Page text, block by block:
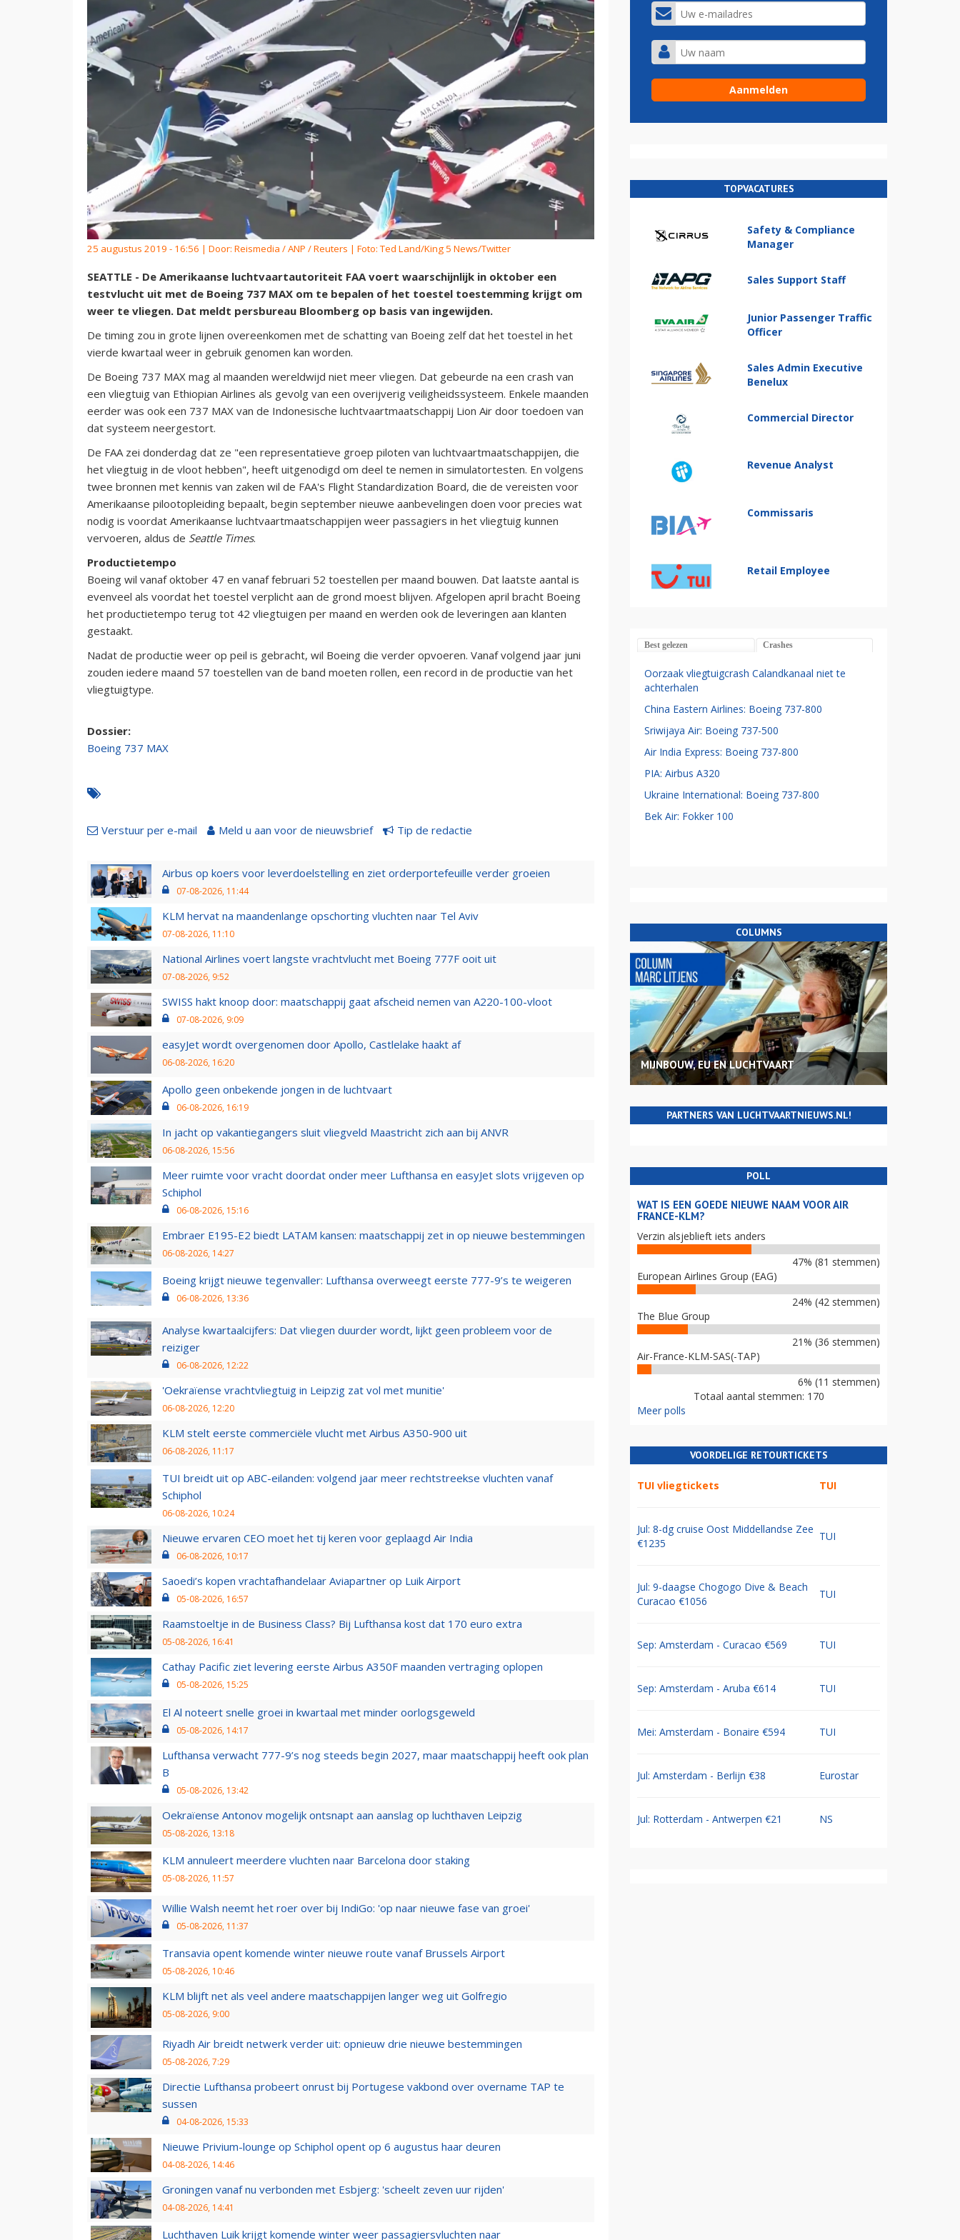
25 augustus 2019 - 16:56 | Door: Reismedia / ANP / Reuters | Foto: Ted Land/King 5 News/Twitter
SEATTLE - De Amerikaanse luchtvaartautoriteit FAA voert waarschijnlijk in oktober een
testvlucht uit met de Boeing 737 MAX om te bepalen of het toestel toestemming krijgt om
weer te vliegen. Dat meldt persbureau Bloomberg op basis van ingewijden.
De timing zou in grote lijnen overeenkomen met de schatting van Boeing zelf dat het toestel in het
vierde kwartaal weer in gebruik genomen kan worden.
De Boeing 737 MAX mag al maanden wereldwijd niet meer vliegen. Dat gebeurde na een crash van
een vliegtuig van Ethiopian Airlines als gevolg van een overijverig veiligheidssysteem. Enkele maanden
eerder was ook een 737 MAX van de Indonesische luchtvaartmaatschappij Lion Air door toedoen van
dat systeem neergestort.
De FAA zei donderdag dat ze "een representatieve groep piloten van luchtvaartmaatschappijen, die
het vliegtuig in de vloot hebben", heeft uitgenodigd om deel te nemen in simulatortesten. En volgens
twee bronnen met kennis van zaken wil de FAA's Flight Standardization Board, die de vereisten voor
Amerikaanse pilootopleiding bepaalt, begin september nieuwe aanbevelingen doen voor precies wat
nodig is voordat Amerikaanse luchtvaartmaatschappijen weer passagiers in het vliegtuig kunnen
vervoeren, aldus de Seattle Times.
Productietempo
Boeing wil vanaf oktober 47 en vanaf februari 52 toestellen per maand bouwen. Dat laatste aantal is
evenveel als voordat het toestel verplicht aan de grond moest blijven. Afgelopen april bracht Boeing
het productietempo terug tot 42 vliegtuigen per maand en werden ook de leveringen aan klanten
gestaakt.
Nadat de productie weer op peil is gebracht, wil Boeing die verder opvoeren. Vanaf volgend jaar juni
zouden iedere maand 57 toestellen van de band moeten rollen, een record in de productie van het
vliegtuigtype.
Dossier:
Boeing 737 MAX
Verstuur per e-mail Meld u aan voor de nieuwsbrief Tip de redactie
Airbus op koers voor leverdoelstelling en ziet orderportefeuille verder groeien
07-08-2026, 11:44
KLM hervat na maandenlange opschorting vluchten naar Tel Aviv
07-08-2026, 11:10
National Airlines voert langste vrachtvlucht met Boeing 777F ooit uit
07-08-2026, 9:52
SWISS hakt knoop door: maatschappij gaat afscheid nemen van A220-100-vloot
07-08-2026, 9:09
easyJet wordt overgenomen door Apollo, Castlelake haakt af
06-08-2026, 16:20
Apollo geen onbekende jongen in de luchtvaart
06-08-2026, 16:19
In jacht op vakantiegangers sluit vliegveld Maastricht zich aan bij ANVR
06-08-2026, 15:56
Meer ruimte voor vracht doordat onder meer Lufthansa en easyJet slots vrijgeven op
Schiphol
06-08-2026, 15:16
Embraer E195-E2 biedt LATAM kansen: maatschappij zet in op nieuwe bestemmingen
06-08-2026, 14:27
Boeing krijgt nieuwe tegenvaller: Lufthansa overweegt eerste 777-9’s te weigeren
06-08-2026, 13:36
Analyse kwartaalcijfers: Dat vliegen duurder wordt, lijkt geen probleem voor de
reiziger
06-08-2026, 12:22
'Oekraïense vrachtvliegtuig in Leipzig zat vol met munitie'
06-08-2026, 12:20
KLM stelt eerste commerciële vlucht met Airbus A350-900 uit
06-08-2026, 11:17
TUI breidt uit op ABC-eilanden: volgend jaar meer rechtstreekse vluchten vanaf
Schiphol
06-08-2026, 10:24
Nieuwe ervaren CEO moet het tij keren voor geplaagd Air India
06-08-2026, 10:17
Saoedi’s kopen vrachtafhandelaar Aviapartner op Luik Airport
05-08-2026, 16:57
Raamstoeltje in de Business Class? Bij Lufthansa kost dat 170 euro extra
05-08-2026, 16:41
Cathay Pacific ziet levering eerste Airbus A350F maanden vertraging oplopen
05-08-2026, 15:25
El Al noteert snelle groei in kwartaal met minder oorlogsgeweld
05-08-2026, 14:17
Lufthansa verwacht 777-9’s nog steeds begin 2027, maar maatschappij heeft ook plan
B
05-08-2026, 13:42
Oekraïense Antonov mogelijk ontsnapt aan aanslag op luchthaven Leipzig
05-08-2026, 13:18
KLM annuleert meerdere vluchten naar Barcelona door staking
05-08-2026, 11:57
Willie Walsh neemt het roer over bij IndiGo: 'op naar nieuwe fase van groei'
05-08-2026, 11:37
Transavia opent komende winter nieuwe route vanaf Brussels Airport
05-08-2026, 10:46
KLM blijft net als veel andere maatschappijen langer weg uit Golfregio
05-08-2026, 9:00
Riyadh Air breidt netwerk verder uit: opnieuw drie nieuwe bestemmingen
05-08-2026, 7:29
Directie Lufthansa probeert onrust bij Portugese vakbond over overname TAP te
sussen
04-08-2026, 15:33
Nieuwe Privium-lounge op Schiphol opent op 6 augustus haar deuren
04-08-2026, 14:46
Groningen vanaf nu verbonden met Esbjerg: 'scheelt zeven uur rijden'
04-08-2026, 14:41
Luchthaven Luik krijgt komende winter weer passagiersvluchten naar
TOPVACATURES
Safety & Compliance
Manager
Sales Support Staff
Junior Passenger Traffic
Officer
Sales Admin Executive
Benelux
Commercial Director
Revenue Analyst
Commissaris
Retail Employee
Best gelezen Crashes
Oorzaak vliegtuigcrash Calandkanaal niet te
achterhalen
China Eastern Airlines: Boeing 737-800
Sriwijaya Air: Boeing 737-500
Air India Express: Boeing 737-800
PIA: Airbus A320
Ukraine International: Boeing 737-800
Bek Air: Fokker 100
COLUMNS
MIJNBOUW, EU EN LUCHTVAART
PARTNERS VAN LUCHTVAARTNIEUWS.NL!
POLL
WAT IS EEN GOEDE NIEUWE NAAM VOOR AIR
FRANCE-KLM?
Verzin alsjeblieft iets anders
47% (81 stemmen)
European Airlines Group (EAG)
24% (42 stemmen)
The Blue Group
21% (36 stemmen)
Air-France-KLM-SAS(-TAP)
6% (11 stemmen)
Totaal aantal stemmen: 170
Meer polls
VOORDELIGE RETOURTICKETS
TUI vliegtickets TUI
Jul: 8-dg cruise Oost Middellandse Zee
€1235
TUI
Jul: 9-daagse Chogogo Dive & Beach
Curacao €1056
TUI
Sep: Amsterdam - Curacao €569 TUI
Sep: Amsterdam - Aruba €614 TUI
Mei: Amsterdam - Bonaire €594 TUI
Jul: Amsterdam - Berlijn €38 Eurostar
Jul: Rotterdam - Antwerpen €21 NS